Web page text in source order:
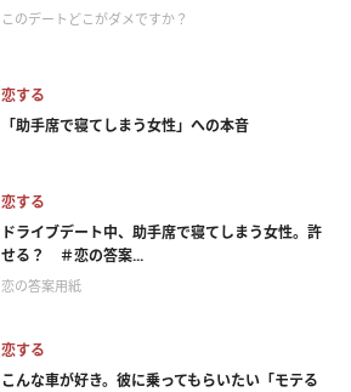
このデートどこがダメですか？
恋する
「助手席で寝てしまう女性」への本音
恋する
ドライブデート中、助手席で寝てしまう女性。許
せる？ ＃恋の答案...
恋の答案用紙
恋する
こんな車が好き。彼に乗ってもらいたい「モテる